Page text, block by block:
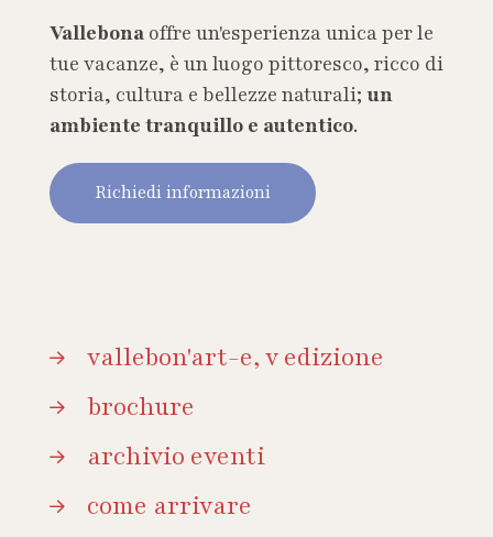
Vallebona offre un'esperienza unica per le
tue vacanze, è un luogo pittoresco, ricco di
storia, cultura e bellezze naturali; un
ambiente tranquillo e autentico.
Richiedi informazioni
vallebon'art-e, v edizione
brochure
archivio eventi
come arrivare